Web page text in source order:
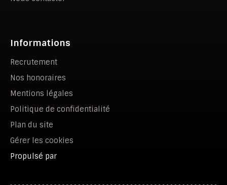
Informations
Recrutement
Nos honoraires
Mentions légales
Politique de confidentialité
Plan du site
Gérer les cookies
Propulsé par